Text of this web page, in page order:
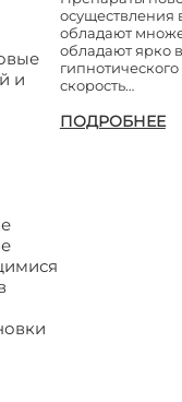
и
осуществления
обладают
обладают ярко
скорость…
ПОДРОБНЕЕ